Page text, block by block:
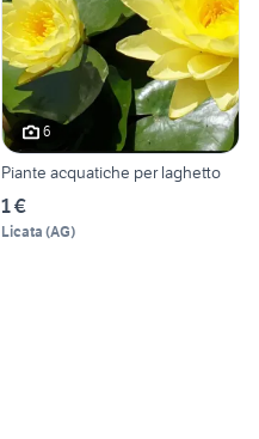
6
Piante acquatiche per laghetto
1 €
Licata (AG)